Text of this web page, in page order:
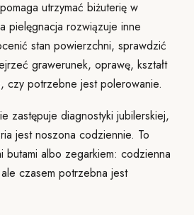
utrzymać biżuterię w
pielęgnacja rozwiązuje inne
stan powierzchni, sprawdzić
grawerunek, oprawę, kształt
czy potrzebne jest polerowanie.
zastępuje diagnostyki jubilerskiej,
jest noszona codziennie. To
butami albo zegarkiem: codzienna
czasem potrzebna jest